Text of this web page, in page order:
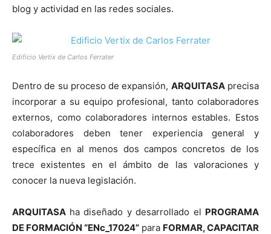
blog y actividad en las redes sociales.
Edificio Vertix de Carlos Ferrater
Dentro de su proceso de expansión, ARQUITASAprecisa
incorporar a su equipo profesional, tanto colaboradores
externos, como colaboradores internos estables. Estos
colaboradores deben tener experiencia general y
específica en al menos dos campos concretos de los
trece existentes en el ámbito de las valoraciones y
conocer la nueva legislación.
ARQUITASA ha diseñado y desarrollado el PROGRAMA
DE FORMACIÓN “ENc_17024” para FORMAR, CAPACITAR